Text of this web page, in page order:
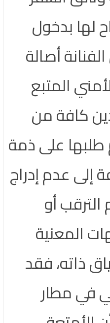
لها بدخول
الفنانة أصالة
المتبع
كافة من
طلبها على ذمة
إلى عدم إدراج
أو
المعنية
ذاته، فقد
في مطار